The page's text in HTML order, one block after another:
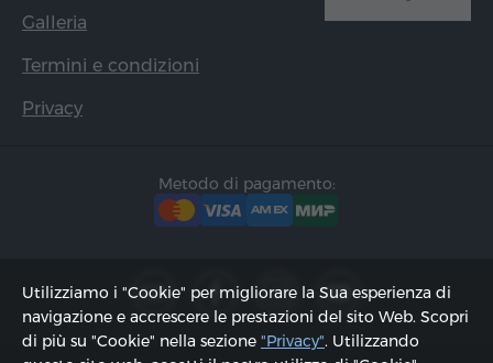
Galleria
Termini e condizioni
Privacy
Metodo di pagamento:
Utilizziamo i "Cookie" per migliorare la Sua esperienza di
navigazione e accrescere le prestazioni del sito Web. Scopri
di più su "Cookie" nella sezione "Privacy". Utilizzando